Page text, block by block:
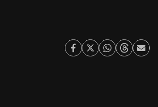
Facebook
TwitterWhatsapp
ThreadsEnviar